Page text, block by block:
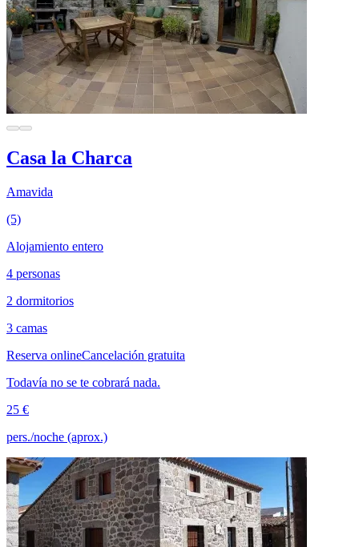
Casa la Charca
Amavida
(5)
Alojamiento entero
4 personas
2 dormitorios
3 camas
Reserva onlineCancelación gratuita
Todavía no se te cobrará nada.
25 €
pers./noche (aprox.)